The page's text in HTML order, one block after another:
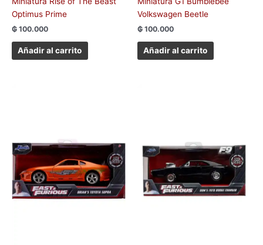
Optimus Prime
₲ 100.000
Añadir al carrito
Volkswagen Beetle
₲ 100.000
Añadir al carrito